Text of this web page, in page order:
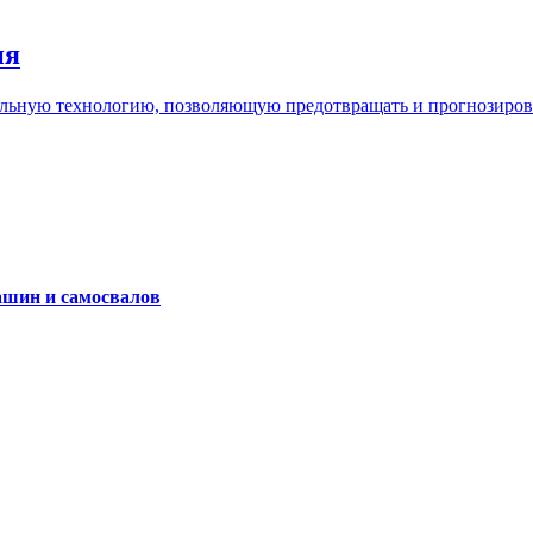
технологию, позволяющую предотвращать и
и самосвалов